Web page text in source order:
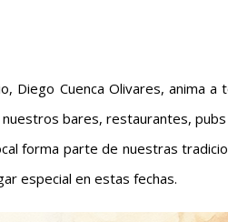
Diego Cuenca Olivares, anima
nuestros bares, restaurantes,
forma parte de nuestras
especial en estas fechas.